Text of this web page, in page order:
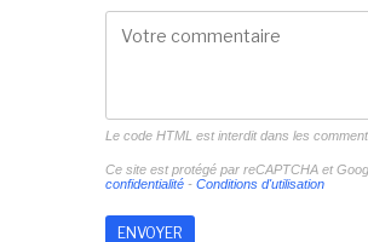
Le code HTML est interdit dans les
Ce site est protégé par reCAPTCHA et
confidentialité- Conditions d'utilisation